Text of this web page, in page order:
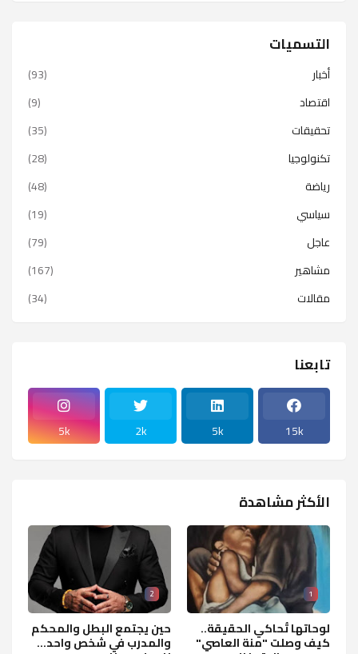
التسميات
أخبار
(93)
اقتصاد
(9)
تحقيقات
(35)
تكنولوجيا
(28)
رياضة
(48)
سياسي
(19)
عاجل
(79)
مشاهير
(167)
مقالات
(34)
تابعنا
15k
5k
2k
5k
الأكثر مشاهدة
1
لوحاتها تُحاكي الحقيقة..
كيف وصلت "منة العاصي"
2
حين يجتمع البطل والمحكم
والمدرب في شخص واحد...